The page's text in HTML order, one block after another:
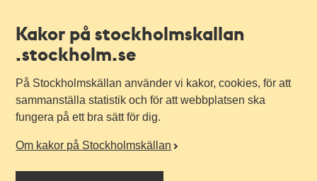
Kakor på stockholmskallan
.stockholm.se
På Stockholmskällan använder vi kakor, cookies, för att
sammanställa statistik och för att webbplatsen ska
fungera på ett bra sätt för dig.
Om kakor på Stockholmskällan